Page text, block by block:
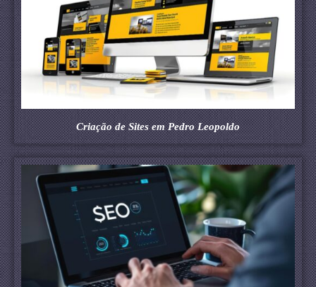
Criação de Sites em Pedro Leopoldo